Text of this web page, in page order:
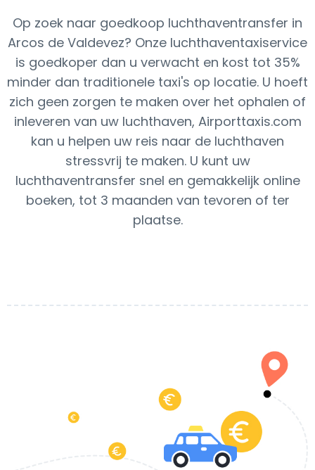
Op zoek naar goedkoop luchthaventransfer in
Arcos de Valdevez? Onze luchthaventaxiservice
is goedkoper dan u verwacht en kost tot 35%
minder dan traditionele taxi's op locatie. U hoeft
zich geen zorgen te maken over het ophalen of
inleveren van uw luchthaven, Airporttaxis.com
kan u helpen uw reis naar de luchthaven
stressvrij te maken. U kunt uw
luchthaventransfer snel en gemakkelijk online
boeken, tot 3 maanden van tevoren of ter
plaatse.